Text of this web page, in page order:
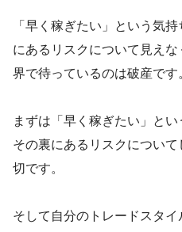
「早く稼ぎたい」という気
にあるリスクについて見え
界で待っているのは破産です
まずは「早く稼ぎたい」とい
その裏にあるリスクについ
切です。
そして自分のトレードスタ